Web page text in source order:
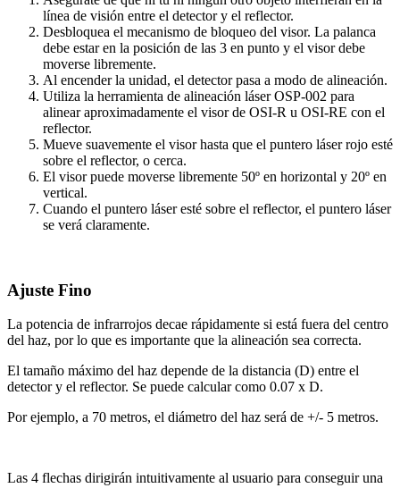
línea de visión entre el detector y el reflector.
Desbloquea el mecanismo de bloqueo del visor. La palanca
debe estar en la posición de las 3 en punto y el visor debe
moverse libremente.
Al encender la unidad, el detector pasa a modo de alineación.
Utiliza la herramienta de alineación láser OSP-002 para
alinear aproximadamente el visor de OSI-R u OSI-RE con el
reflector.
Mueve suavemente el visor hasta que el puntero láser rojo esté
sobre el reflector, o cerca.
El visor puede moverse libremente 50º en horizontal y 20º en
vertical.
Cuando el puntero láser esté sobre el reflector, el puntero láser
se verá claramente.
Ajuste Fino
La potencia de infrarrojos decae rápidamente si está fuera del centro
del haz, por lo que es importante que la alineación sea correcta.
El tamaño máximo del haz depende de la distancia (D) entre el
detector y el reflector. Se puede calcular como 0.07 x D.
Por ejemplo, a 70 metros, el diámetro del haz será de +/- 5 metros.
Las 4 flechas dirigirán intuitivamente al usuario para conseguir una